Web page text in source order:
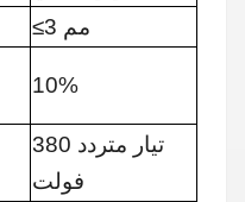
≤3 مم
10%
تيار متردد 380
فولت